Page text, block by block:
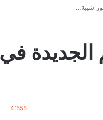
شيبة…
الجديدة في
4٬555